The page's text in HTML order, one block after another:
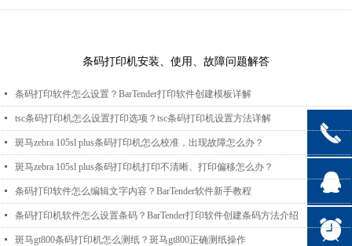
넷 条码打印软件怎么设置？BarTender打印软件创建模板详解
넷 tsc条码打印机怎么设置打印选项？tsc条码打印机设置方法详解
넷 斑马zebra 105sl plus条码打印机怎么校准，出现故障怎么办？
넷 斑马zebra 105sl plus条码打印机打印不清晰、打印偏移怎么办？
넷 条码打印软件怎么编辑文字内容？BarTender软件新手教程
넷 条码打印机软件怎么设置条码？BarTender打印软件创建条码方法介绍
넷 斑马gt800条码打印机怎么测纸？斑马gt800正确测纸操作
条码打印机安装、使用、故障问题解答
끅
뀩
뀥